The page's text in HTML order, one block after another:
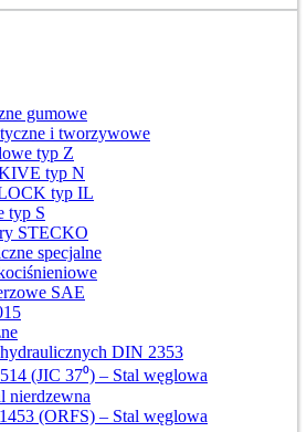
gumowe
i tworzywowe
typ Z
typ N
typ IL
typ S
STECKO
specjalne
SAE
DIN 2353
(JIC 37⁰) – Stal węglowa
nierdzewna
(ORFS) – Stal węglowa